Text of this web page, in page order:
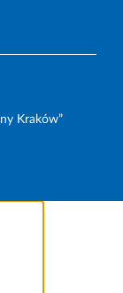
Kraków”